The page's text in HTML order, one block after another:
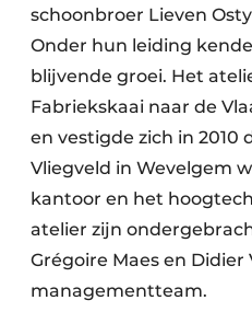
Toegangscontrole
Veiligheid & Opleiding
Zonwering
schoonbroer Lieven
Onder hun leiding
blijvende groei. Het
Fabriekskaai naar de
en vestigde zich in 2010
Vliegveld in Wevelgem
kantoor en het
atelier zijn
Grégoire Maes en Didier
managementteam.